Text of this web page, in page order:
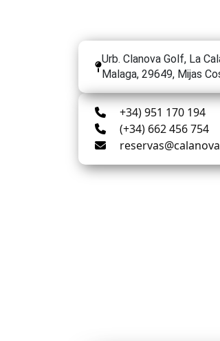
Urb. Clanova Golf, La
Malaga, 29649, Mijas
+34) 951 170 194
(+34) 662 456 754